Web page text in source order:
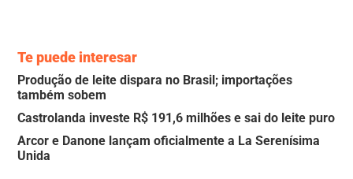
Te puede interesar
Produção de leite dispara no Brasil; importações
também sobem
Castrolanda investe R$ 191,6 milhões e sai do leite puro
Arcor e Danone lançam oficialmente a La Serenísima
Unida